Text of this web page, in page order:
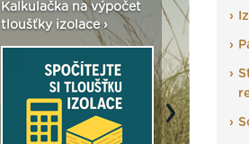
Kalkulačka na výpočet
tloušťky izolace ›
Seriál: Fasády
vše
Next